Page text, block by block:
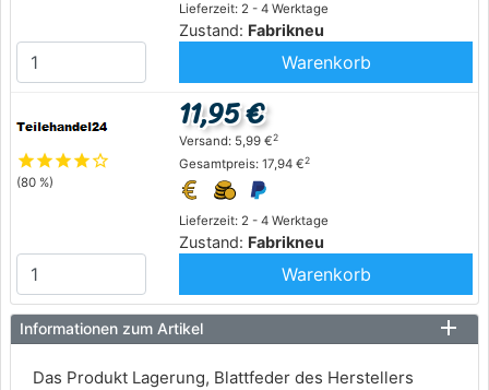
Lieferzeit: 2 - 4 Werktage
Zustand: Fabrikneu
Warenkorb
starstarstarstarstar_outline
(80 %)
Lieferzeit: 2 - 4 Werktage
Zustand: Fabrikneu
11,95 €
Versand: 5,99 €2
Gesamtpreis: 17,94 €2
Warenkorb
Informationen zum Artikel
Das Produkt Lagerung, Blattfeder des Herstellers